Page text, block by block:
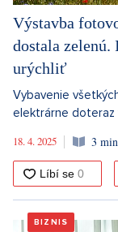
Výstavba
dostala zelenú.
urýchliť
Vybavenie
elektrárne doteraz
18. 4. 2025
3
BIZNIS